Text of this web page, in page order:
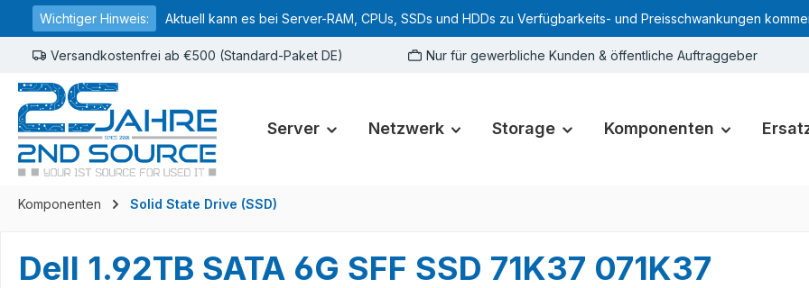
Zur Hauptnavigation springen
Wichtiger Hinweis: Aktuell kann es bei Server-RAM, CPUs, SSDs und HDDs zu Verfügbarkeits- und Preisschwankungen
Versandkostenfrei ab €500 (Standard-Paket DE) Nur für gewerbliche Kunden & öffentliche Auftraggeber
Server Netzwerk Storage Komponenten
Komponenten Solid State Drive (SSD)
Dell 1.92TB SATA 6G SFF SSD 71K37 071K37